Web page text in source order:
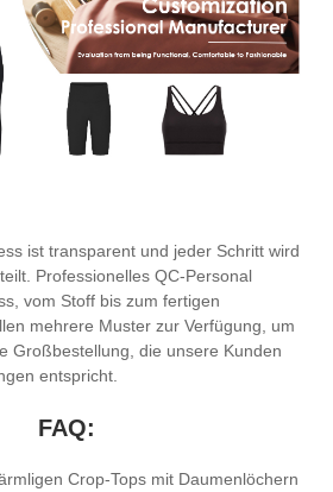
ist transparent und jeder Schritt wird
Professionelles QC-Personal
vom Stoff bis zum fertigen
mehrere Muster zur Verfügung, um
Großbestellung, die unsere Kunden
entspricht.
FAQ:
Crop-Tops mit Daumenlöchern